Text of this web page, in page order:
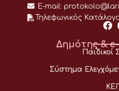
E-mail:
Τηλεφωνικός
Δημότης &
Παιδικοί
Σύστημα